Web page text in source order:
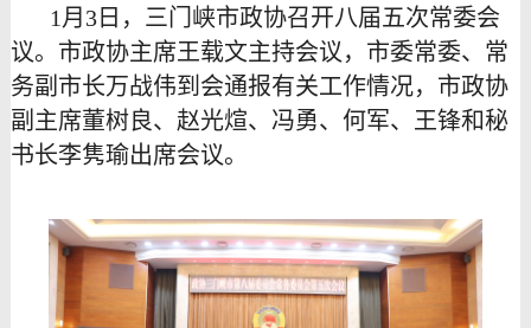
1月3日，三门峡市政协召开八届五次常委会
议。市政协主席王载文主持会议，市委常委、常
务副市长万战伟到会通报有关工作情况，市政协
副主席董树良、赵光煊、冯勇、何军、王锋和秘
书长李隽瑜出席会议。